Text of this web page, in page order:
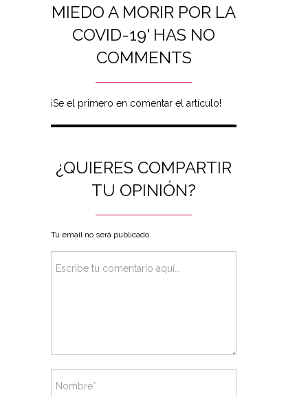
MIEDO A MORIR POR LA
COVID-19' HAS NO
COMMENTS
¡Se el primero en comentar el artículo!
¿QUIERES COMPARTIR
TU OPINIÓN?
Tu email no será publicado.